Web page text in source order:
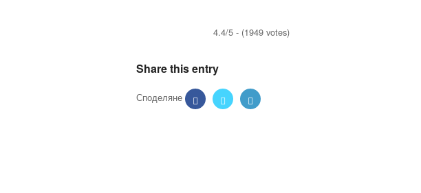
4.4/5 - (1949 votes)
Share this entry